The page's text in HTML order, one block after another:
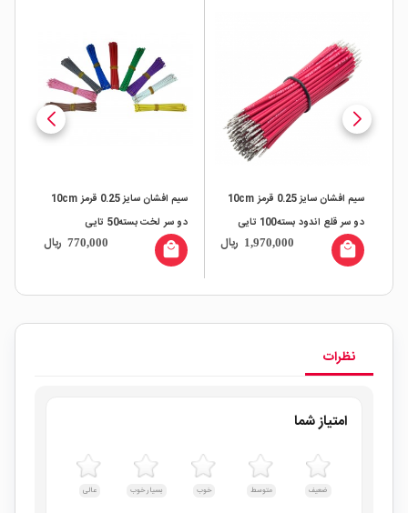
سیم افشان سایز 0.25 قرمز 10cm
دو سر قلع اندود بسته100 تایی
1,970,000 ریال local_mall
سیم افشان سایز 0.25 قرمز 10cm
دو سر لخت بسته50 تایی
770,000 ریال local_mall
نظرات
امتیاز شما
ضعیف متوسط خوب بسیار خوب عالی